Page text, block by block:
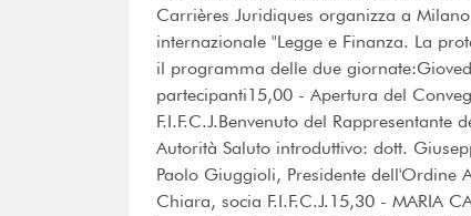
Carrières Juridiques organizza a
internazionale "Legge e Finanza. La
il programma delle due
partecipanti15,00 - Apertura del
F.I.F.C.J.Benvenuto del
Autorità Saluto introduttivo: dott.
Paolo Giuggioli, Presidente dell'Ordine
Chiara, socia F.I.F.C.J.15,30 - MARIA